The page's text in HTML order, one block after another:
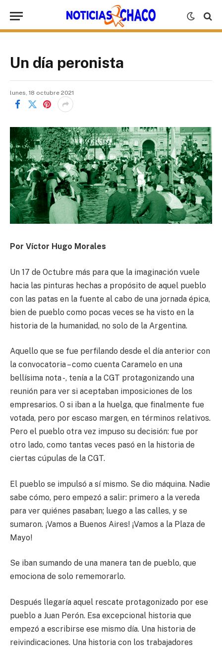
Un día peronista
lunes, 18 octubre 2021
Por Víctor Hugo Morales
Un 17 de Octubre más para que la imaginación vuele
hacia las pinturas hechas a propósito de aquel pueblo
con las patas en la fuente al cabo de una jornada épica,
bien de pueblo como pocas veces se ha visto en la
historia de la humanidad, no solo de la Argentina.
Aquello que se fue perfilando desde el día anterior con
la convocatoria – como cuenta Caramelo en una
bellísima nota -, tenía a la CGT protagonizando una
reunión para ver si aceptaban imposiciones de los
empresarios. O si iban a la huelga, que finalmente fue
votada, pero por escaso margen, en términos relativos.
Pero el pueblo otra vez impuso su decisión: fue por
otro lado, como tantas veces pasó en la historia de
ciertas cúpulas de la CGT.
El pueblo se impulsó a sí mismo. Se dio máquina. Nadie
sabe cómo, pero empezó a salir: primero a la vereda
para ver quiénes pasaban; luego a las calles, y se
sumaron. ¡Vamos a Buenos Aires! ¡Vamos a la Plaza de
Mayo!
Se iban sumando de una manera tan de pueblo, que
emociona de solo rememorarlo.
Después llegaría aquel rescate protagonizado por ese
pueblo a Juan Perón. Esa excepcional historia que
empezó a escribirse ese mismo día. Una historia de
reivindicaciones. Una historia con los trabajadores